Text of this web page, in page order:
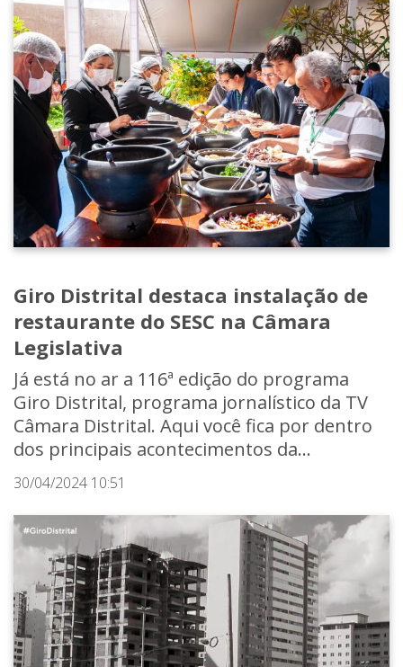
Giro Distrital destaca instalação de
restaurante do SESC na Câmara
Legislativa
Já está no ar a 116ª edição do programa
Giro Distrital, programa jornalístico da TV
Câmara Distrital. Aqui você fica por dentro
dos principais acontecimentos da...
30/04/2024 10:51